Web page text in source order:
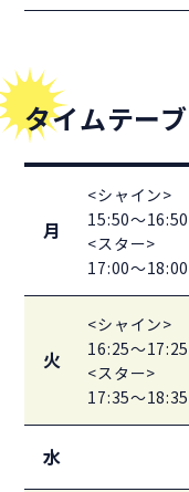
タイムテー
月
<シャイン>
15:50～16:50
<スター>
17:00～18:00
火
<シャイン>
16:25～17:25
<スター>
17:35～18:35
水